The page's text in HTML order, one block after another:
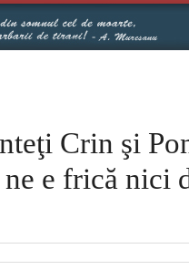
Crin şi
ne e frică nici